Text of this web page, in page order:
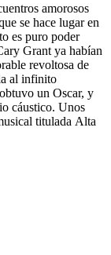
amorosos
se hace lugar en
es puro poder
Grant ya habían
revoltosa de
al infinito
un Oscar, y
cáustico. Unos
titulada Alta